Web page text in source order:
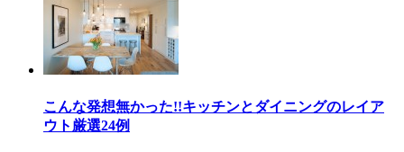
こんな発想無かった!!キッチンとダイニングのレイア
ウト厳選24例